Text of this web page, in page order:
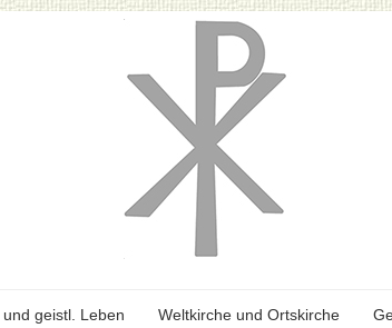
geistl. Leben Weltkirche und Ortskirche